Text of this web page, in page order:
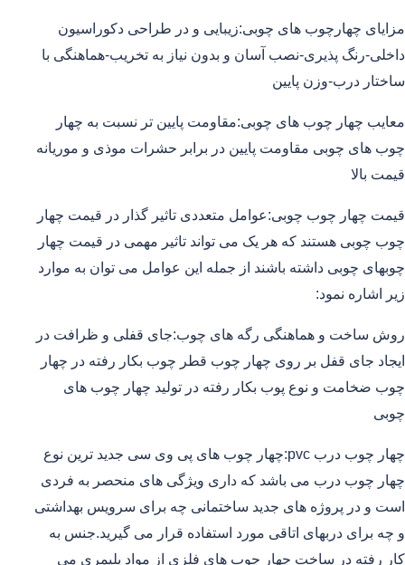
مزایای چهارچوب های چوبی:زیبایی و در طراحی دکوراسیون
داخلی-رنگ پذیری-نصب آسان و بدون نیاز به تخریب-هماهنگی با
ساختار درب-وزن پایین
معایب چهار چوب های چوبی:مقاومت پایین تر نسبت به چهار
چوب های چوبی مقاومت پایین در برابر حشرات موذی و موریانه
قیمت بالا
قیمت چهار چوب چوبی:عوامل متعددی تاثیر گذار در قیمت چهار
چوب چوبی هستند که هر یک می تواند تاثیر مهمی در قیمت چهار
چوبهای چوبی داشته باشند از جمله این عوامل می توان به موارد
زیر اشاره نمود:
روش ساخت و هماهنگی رگه های چوب:جای قفلی و ظرافت در
ایجاد جای قفل بر روی چهار چوب قطر چوب بکار رفته در چهار
چوب ضخامت و نوع پوب بکار رفته در تولید چهار چوب های
چوبی
چهار چوب درب pvc:چهار چوب های پی وی سی جدید ترین نوع
چهار چوب درب می باشد که داری ویژگی های منحصر به فردی
است و در پروژه های جدید ساختمانی چه برای سرویس بهداشتی
و چه برای دربهای اتاقی مورد استفاده قرار می گیرید.جنس به
کار رفته در ساخت چهار چوب های فلزی از مواد پلیمری می